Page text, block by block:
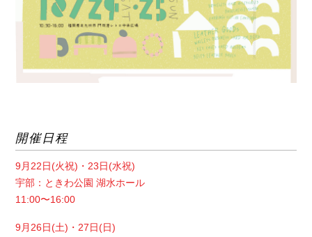
開催日程
9月22日(火祝)・23日(水祝)
宇部：ときわ公園 湖水ホール
11:00〜16:00
9月26日(土)・27日(日)